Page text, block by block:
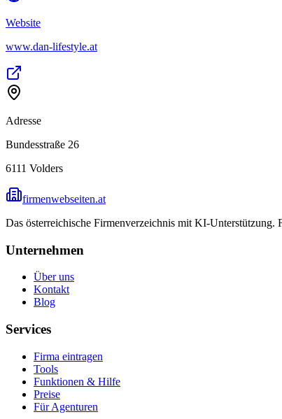
Website
www.dan-lifestyle.at
Adresse
Bundesstraße 26
6111 Volders
firmenwebseiten.at
Das österreichische Firmenverzeichnis mit KI-Unterstützung.
Unternehmen
Über uns
Kontakt
Blog
Services
Firma eintragen
Tools
Funktionen & Hilfe
Preise
Für Agenturen